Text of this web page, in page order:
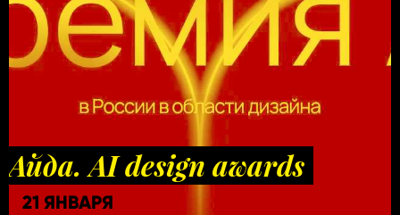
Айда. AI design awards
21 ЯНВАРЯ